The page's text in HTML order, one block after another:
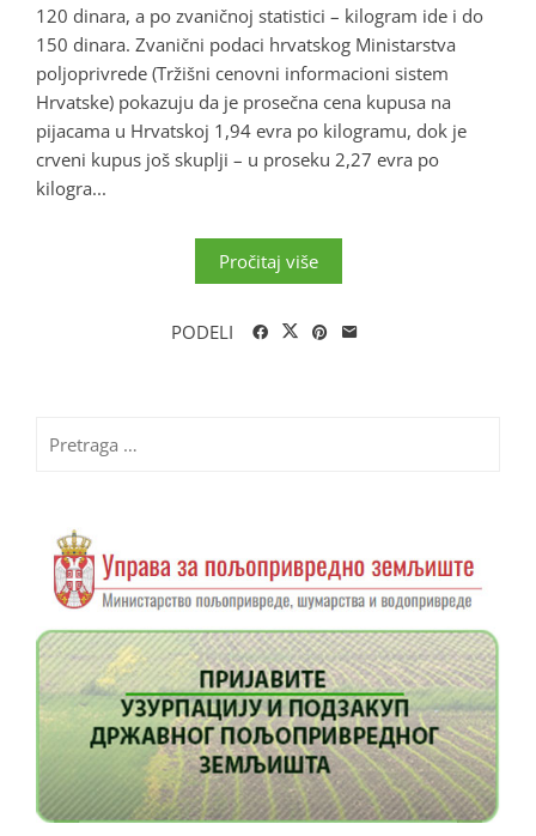
120 dinara, a po zvaničnoj statistici – kilogram ide i do
150 dinara. Zvanični podaci hrvatskog Ministarstva
poljoprivrede (Tržišni cenovni informacioni sistem
Hrvatske) pokazuju da je prosečna cena kupusa na
pijacama u Hrvatskoj 1,94 evra po kilogramu, dok je
crveni kupus još skuplji – u proseku 2,27 evra po
kilogra...
Pročitaj više
PODELI
za: